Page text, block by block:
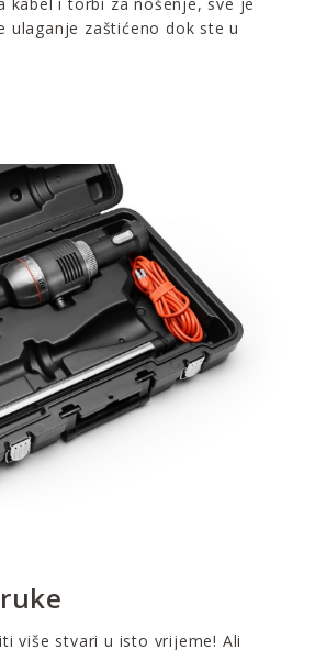
kabel i torbi za nošenje, sve je
ulaganje zaštićeno dok ste u
više stvari u isto vrijeme! Ali